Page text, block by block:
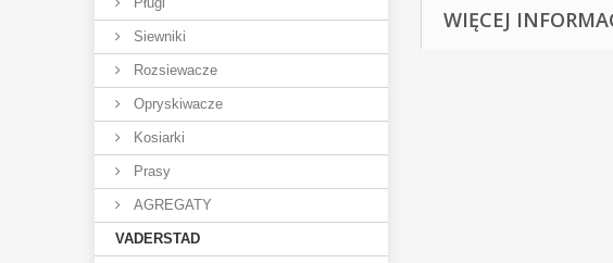
Siewniki
Rozsiewacze
Opryskiwacze
Kosiarki
Prasy
AGREGATY
VADERSTAD
WIĘCEJ